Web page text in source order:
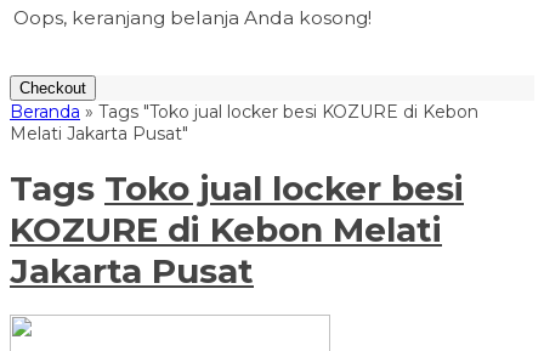
Oops, keranjang belanja Anda kosong!
Checkout
Beranda » Tags "Toko jual locker besi KOZURE di Kebon
Melati Jakarta Pusat"
Tags Toko jual locker besi
KOZURE di Kebon Melati
Jakarta Pusat